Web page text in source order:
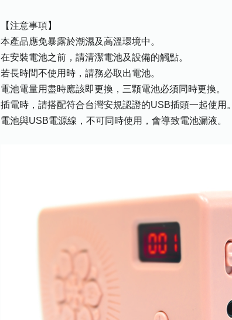
【注意事項】
本產品應免暴露於潮濕及高溫環境中。
在安裝電池之前，請清潔電池及設備的觸點。
若長時間不使用時，請務必取出電池。
電池電量用盡時應該即更換，三顆電池必須同時更換。
插電時，請搭配符合台灣安規認證的USB插頭一起使用。
電池與USB電源線，不可同時使用，會導致電池漏液。